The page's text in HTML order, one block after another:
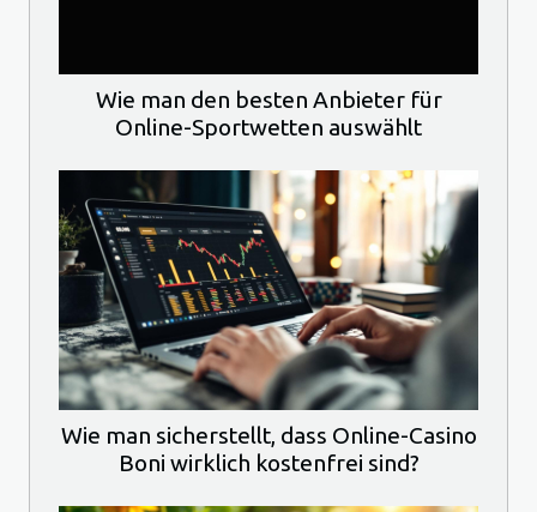
Wie man den besten Anbieter für
Online-Sportwetten auswählt
Wie man sicherstellt, dass Online-Casino
Boni wirklich kostenfrei sind?